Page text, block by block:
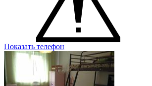
Показать телефон